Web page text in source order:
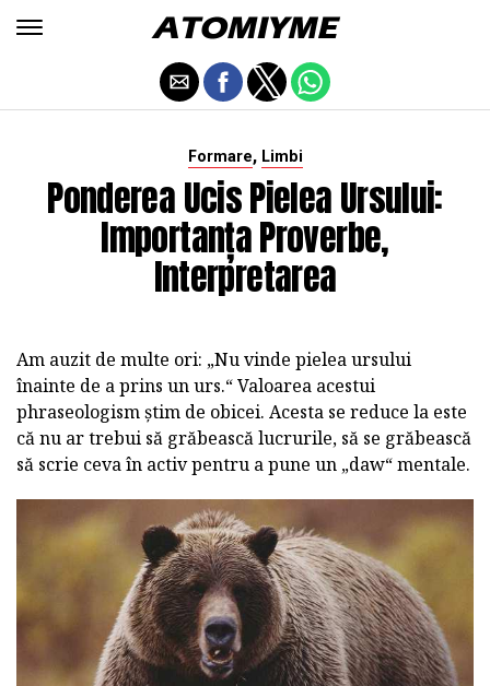
Formare, Limbi
Ponderea Ucis Pielea Ursului:
Importanța Proverbe,
Interpretarea
Am auzit de multe ori: „Nu vinde pielea ursului
înainte de a prins un urs.“ Valoarea acestui
phraseologism știm de obicei. Acesta se reduce la este
că nu ar trebui să grăbească lucrurile, să se grăbească
să scrie ceva în activ pentru a pune un „daw“ mentale.